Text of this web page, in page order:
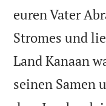
euren Vater
Stromes und
Land Kanaan
seinen Samen